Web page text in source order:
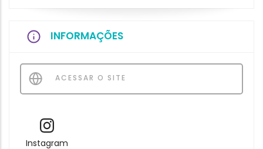
INFORMAÇÕES
ACESSAR O SITE
Instagram